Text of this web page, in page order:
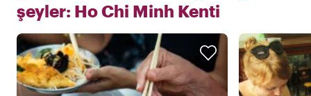
şeyler: Ho Chi Minh Kenti